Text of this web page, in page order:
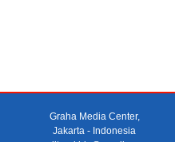
Graha Media Center,
Jakarta - Indonesia